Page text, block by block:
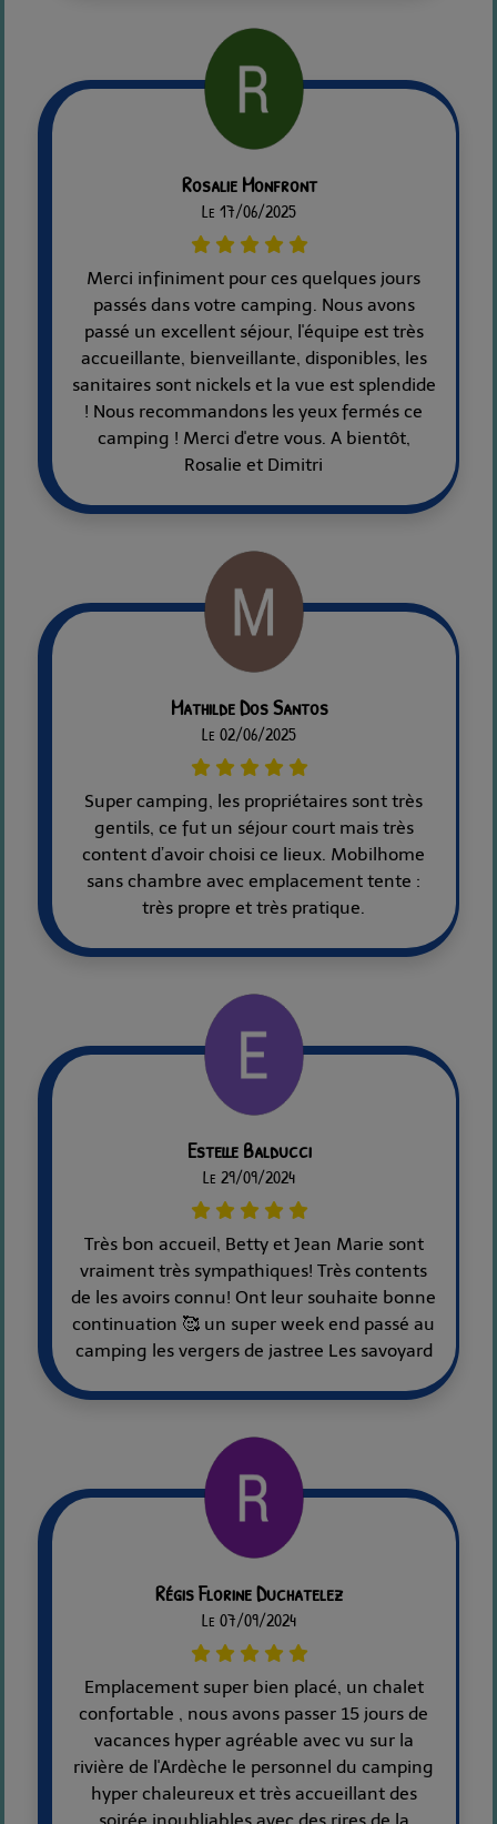
Rosalie Monfront
Le 17/06/2025
Merci infiniment pour ces quelques jours
passés dans votre camping. Nous avons
passé un excellent séjour, l'équipe est très
accueillante, bienveillante, disponibles, les
sanitaires sont nickels et la vue est splendide
! Nous recommandons les yeux fermés ce
camping ! Merci d'etre vous. A bientôt,
Rosalie et Dimitri
Mathilde Dos Santos
Le 02/06/2025
Super camping, les propriétaires sont très
gentils, ce fut un séjour court mais très
content d’avoir choisi ce lieux. Mobilhome
sans chambre avec emplacement tente :
très propre et très pratique.
Estelle Balducci
Le 29/09/2024
Très bon accueil, Betty et Jean Marie sont
vraiment très sympathiques! Très contents
de les avoirs connu! Ont leur souhaite bonne
continuation 🥰 un super week end passé au
camping les vergers de jastree Les savoyard
Régis Florine Duchatelez
Le 07/09/2024
Emplacement super bien placé, un chalet
confortable , nous avons passer 15 jours de
vacances hyper agréable avec vu sur la
rivière de l'Ardèche le personnel du camping
hyper chaleureux et très accueillant des
soirée inoubliables avec des rires de la